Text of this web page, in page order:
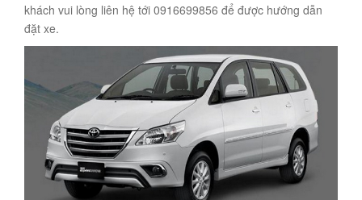
khách vui lòng liên hệ tới 0916699856 để được hướng dẫn
đặt xe.